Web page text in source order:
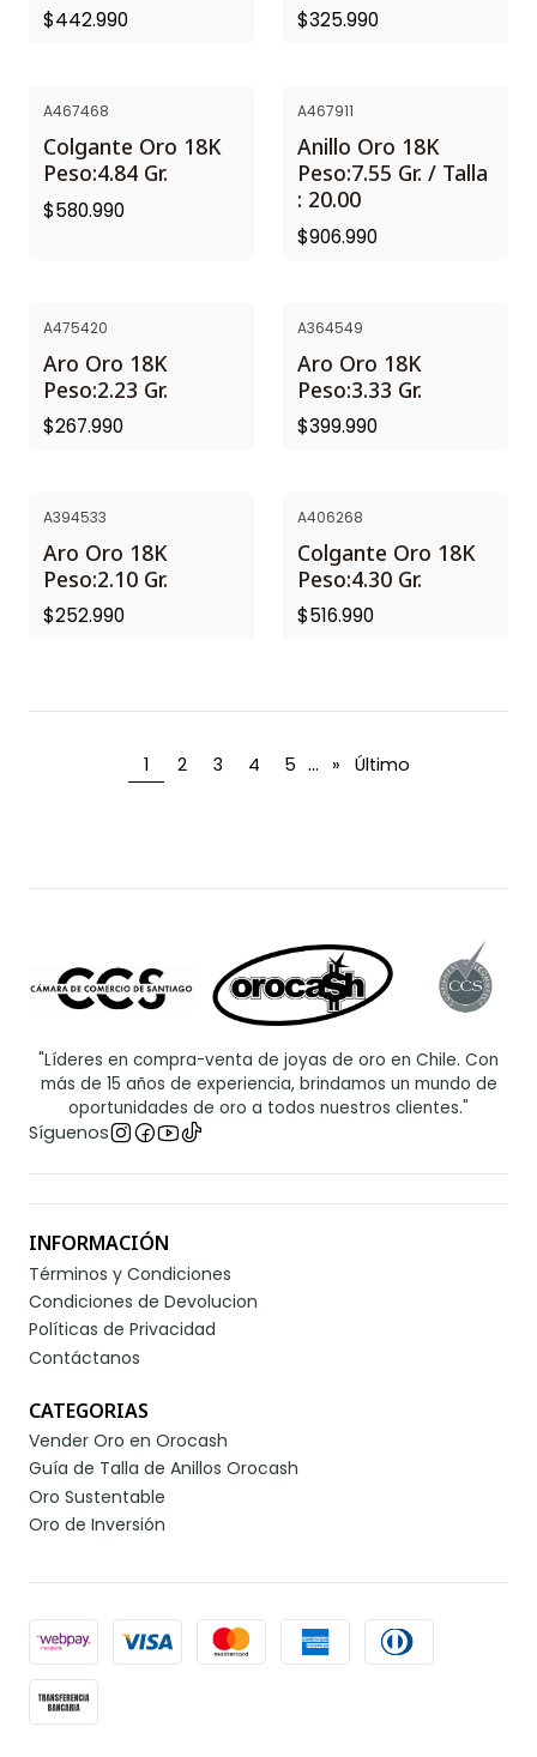
$442.990 $325.990
A467468
Colgante Oro 18K
Peso:4.84 Gr.
$580.990
A467911
Anillo Oro 18K
Peso:7.55 Gr. / Talla
: 20.00
$906.990
A475420
Aro Oro 18K
Peso:2.23 Gr.
$267.990
A364549
Aro Oro 18K
Peso:3.33 Gr.
$399.990
A394533
Aro Oro 18K
Peso:2.10 Gr.
$252.990
A406268
Colgante Oro 18K
Peso:4.30 Gr.
$516.990
1 2 3 4 5 ... » Último
"Líderes en compra-venta de joyas de oro en Chile. Con
más de 15 años de experiencia, brindamos un mundo de
oportunidades de oro a todos nuestros clientes."
Síguenos
INFORMACIÓN
Términos y Condiciones
Condiciones de Devolucion
Políticas de Privacidad
Contáctanos
CATEGORIAS
Vender Oro en Orocash
Guía de Talla de Anillos Orocash
Oro Sustentable
Oro de Inversión